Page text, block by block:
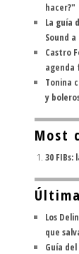
hacer?"
La guía
Sound
Castro
agenda
Tonina
y
Most
30
Los
que
Guía